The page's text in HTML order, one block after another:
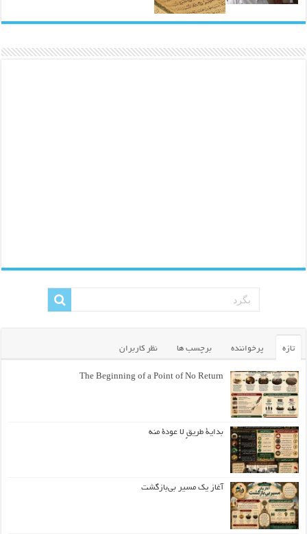
تازه پرخواننده برچسب ها نظر کاربران
The Beginning of a Point of No Return
بداية طريقٍ لا عودة منه
آغاز یک مسیر بی‌بازگشت